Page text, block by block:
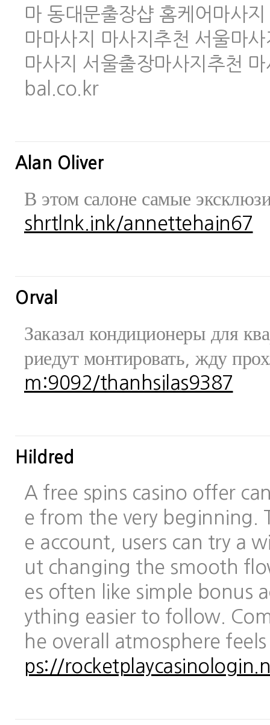
마 동대문출장샵 홈케어마사
마마사지 마사지추천 서울마
마사지 서울출장마사지추천
bal.co.kr
Alan Oliver
В этом салоне самые
shrtlnk.ink/annettehain67
Orval
Заказал кондиционеры для
риедут монтировать, жду
m:9092/thanhsilas9387
Hildred
A free spins casino offer
e from the very beginning.
e account, users can try a
ut changing the smooth
es often like simple bonus
ything easier to follow.
he overall atmosphere
ps://